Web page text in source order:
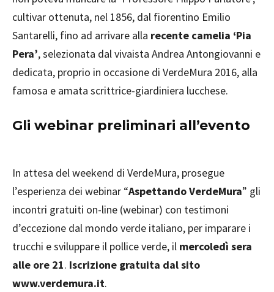
cultivar ottenuta, nel 1856, dal fiorentino Emilio
Santarelli, fino ad arrivare alla recente camelia ‘Pia
Pera’, selezionata dal vivaista Andrea Antongiovanni e
dedicata, proprio in occasione di VerdeMura 2016, alla
famosa e amata scrittrice-giardiniera lucchese.
Gli webinar preliminari all’evento
In attesa del weekend di VerdeMura, prosegue
l’esperienza dei webinar “Aspettando VerdeMura” gli
incontri gratuiti on-line (webinar) con testimoni
d’eccezione dal mondo verde italiano, per imparare i
trucchi e sviluppare il pollice verde, il mercoledì sera
alle ore 21. Iscrizione gratuita dal sito
www.verdemura.it.